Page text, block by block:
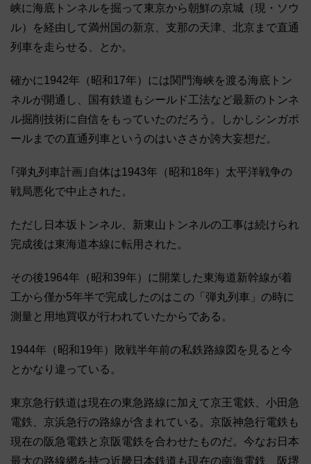
峡に海底トンネルを掘って東京から朝鮮の京城（現・ソウ
ル）を経由して満州国の新京、支那の天津、北京まで直通
列車を走らせる、とか。
確かに1942年（昭和17年）には関門海峡を渡る海底トン
ネルが開通し、国有鉄道もシールド工法など最新のトンネ
ル掘削技術に自信をもっていたのだろう。しかしシンガポ
ールまでの直通列車というのはいささか誇大妄想だ。
｢弾丸列車計画｣自体は1943年（昭和18年）太平洋戦争の
戦局悪化で中止された。
ただし日本坂トンネル、新東山トンネルの工事は続けられ
完成後は東海道本線に転用された。
その後1964年（昭和39年）に開業した東海道新幹線が着
工から僅か5年半で完成したのはこの「弾丸列車」の時に
測量と用地買収が行われていたからである。
1944年（昭和19年）敗戦半年前の私鉄路線図を見ると今
とかなり違っている。
東京急行鉄道は現在の東急路線に加えて京王電鉄、小田急
電鉄、京浜急行の路線が含まれている。京阪神急行電鉄も
現在の阪急電鉄と京阪電鉄を合わせたものだ。今なお日本
最大の路線網を持つ近畿日本鉄道も現在の南海電鉄、阪堺